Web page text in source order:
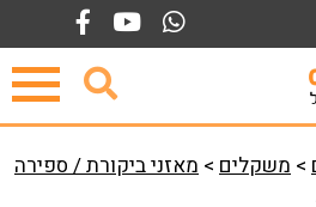
> משקלים > מאזני ביקורת / ספירה